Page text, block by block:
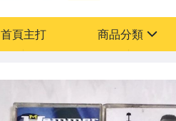
首頁主打 商品分類
成人專區